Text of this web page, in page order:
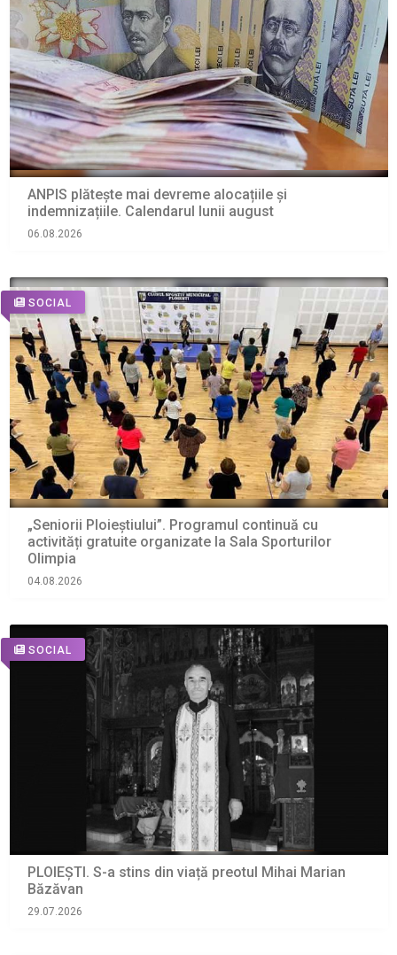
ANPIS plătește mai devreme alocațiile și
indemnizațiile. Calendarul lunii august
06.08.2026
SOCIAL
„Seniorii Ploieștiului”. Programul continuă cu
activități gratuite organizate la Sala Sporturilor
Olimpia
04.08.2026
SOCIAL
PLOIEȘTI. S-a stins din viață preotul Mihai Marian
Băzăvan
29.07.2026